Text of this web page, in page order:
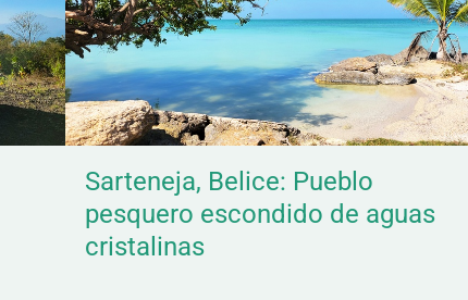
Sarteneja, Belice: Pueblo
pesquero escondido de aguas
cristalinas